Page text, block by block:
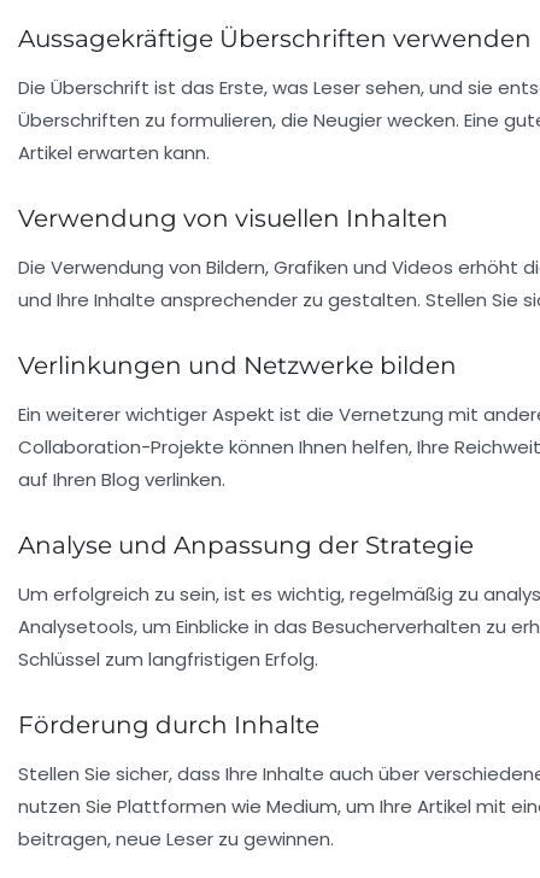
Aussagekräftige Überschriften verwenden
Die Überschrift ist das Erste, was Leser sehen, und sie
Überschriften zu formulieren, die Neugier wecken. Eine
Artikel erwarten kann.
Verwendung von visuellen Inhalten
Die Verwendung von Bildern, Grafiken und Videos
und Ihre Inhalte ansprechender zu gestalten. Stellen Sie
Verlinkungen und Netzwerke bilden
Ein weiterer wichtiger Aspekt ist die Vernetzung mit
Collaboration-Projekte können Ihnen helfen, Ihre
auf Ihren Blog verlinken.
Analyse und Anpassung der Strategie
Um erfolgreich zu sein, ist es wichtig, regelmäßig zu
Analysetools, um Einblicke in das Besucherverhalten zu
Schlüssel zum langfristigen Erfolg.
Förderung durch Inhalte
Stellen Sie sicher, dass Ihre Inhalte auch über
nutzen Sie Plattformen wie Medium, um Ihre Artikel mit
beitragen, neue Leser zu gewinnen.